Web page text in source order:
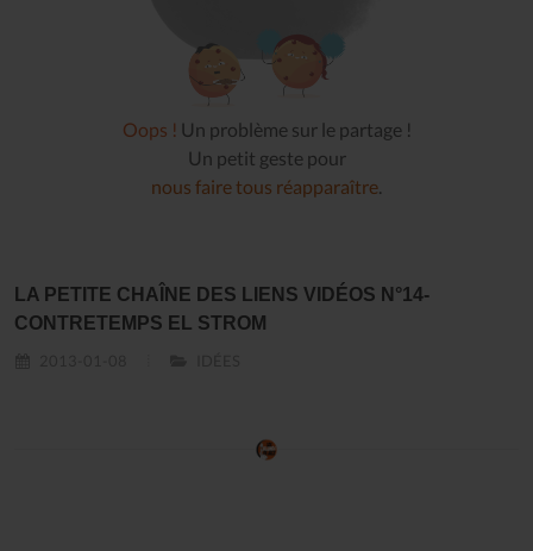
Oops ! Un problème sur le partage !
Un petit geste pour
nous faire tous réapparaître.
LA PETITE CHAÎNE DES LIENS VIDÉOS N°14-
CONTRETEMPS EL STROM